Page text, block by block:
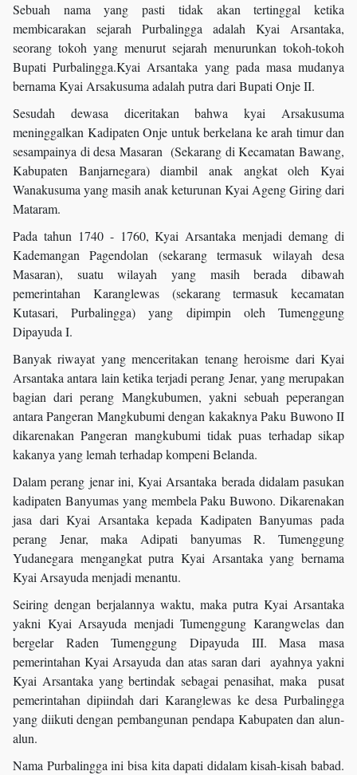
Sebuah nama yang pasti tidak akan tertinggal ketika
membicarakan sejarah Purbalingga adalah Kyai Arsantaka,
seorang tokoh yang menurut sejarah menurunkan tokoh-tokoh
Bupati Purbalingga.Kyai Arsantaka yang pada masa mudanya
bernama Kyai Arsakusuma adalah putra dari Bupati Onje II.
Sesudah dewasa diceritakan bahwa kyai Arsakusuma
meninggalkan Kadipaten Onje untuk berkelana ke arah timur dan
sesampainya di desa Masaran (Sekarang di Kecamatan Bawang,
Kabupaten Banjarnegara) diambil anak angkat oleh Kyai
Wanakusuma yang masih anak keturunan Kyai Ageng Giring dari
Mataram.
Pada tahun 1740 - 1760, Kyai Arsantaka menjadi demang di
Kademangan Pagendolan (sekarang termasuk wilayah desa
Masaran), suatu wilayah yang masih berada dibawah
pemerintahan Karanglewas (sekarang termasuk kecamatan
Kutasari, Purbalingga) yang dipimpin oleh Tumenggung
Dipayuda I.
Banyak riwayat yang menceritakan tenang heroisme dari Kyai
Arsantaka antara lain ketika terjadi perang Jenar, yang merupakan
bagian dari perang Mangkubumen, yakni sebuah peperangan
antara Pangeran Mangkubumi dengan kakaknya Paku Buwono II
dikarenakan Pangeran mangkubumi tidak puas terhadap sikap
kakanya yang lemah terhadap kompeni Belanda.
Dalam perang jenar ini, Kyai Arsantaka berada didalam pasukan
kadipaten Banyumas yang membela Paku Buwono. Dikarenakan
jasa dari Kyai Arsantaka kepada Kadipaten Banyumas pada
perang Jenar, maka Adipati banyumas R. Tumenggung
Yudanegara mengangkat putra Kyai Arsantaka yang bernama
Kyai Arsayuda menjadi menantu.
Seiring dengan berjalannya waktu, maka putra Kyai Arsantaka
yakni Kyai Arsayuda menjadi Tumenggung Karangwelas dan
bergelar Raden Tumenggung Dipayuda III. Masa masa
pemerintahan Kyai Arsayuda dan atas saran dari ayahnya yakni
Kyai Arsantaka yang bertindak sebagai penasihat, maka pusat
pemerintahan dipiindah dari Karanglewas ke desa Purbalingga
yang diikuti dengan pembangunan pendapa Kabupaten dan alun-
alun.
Nama Purbalingga ini bisa kita dapati didalam kisah-kisah babad.